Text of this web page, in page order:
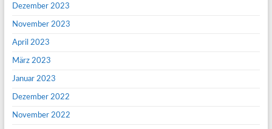
Dezember 2023
November 2023
April 2023
März 2023
Januar 2023
Dezember 2022
November 2022